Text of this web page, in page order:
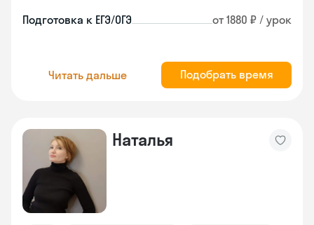
Подготовка к ЕГЭ/ОГЭ от 1880 ₽ / урок
Читать дальше Подобрать время
Наталья